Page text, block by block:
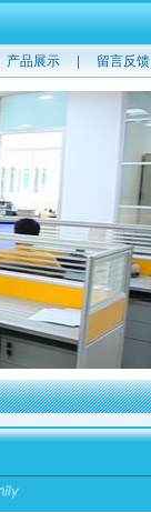
产品展示 留言反馈